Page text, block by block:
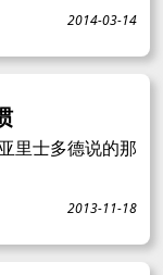
2014-03-14
里士多德说的那
2013-11-18